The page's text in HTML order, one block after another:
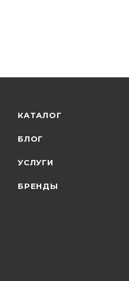
КАТАЛОГ
БЛОГ
УСЛУГИ
БРЕНДЫ